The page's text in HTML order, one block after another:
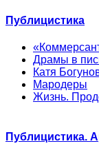
Публицистика
Драмы в
Катя
Мародеры
Жизнь.
Публицистика.